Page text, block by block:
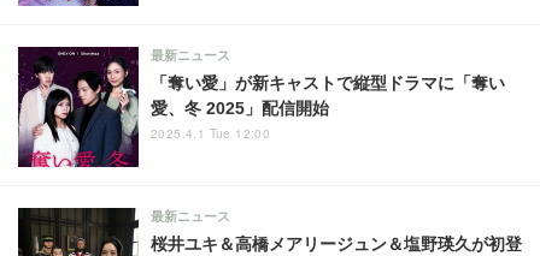
「奪い愛」が新キャストで縦型ドラマに「奪い
愛、冬 2025」配信開始
最新ニュース
2025.4.1 Tue 12:00
桜井ユキ＆高橋メアリージュン＆塩野瑛久が初登
最新ニュース